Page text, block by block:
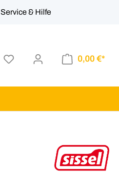
Service & Hilfe
0,00 €*